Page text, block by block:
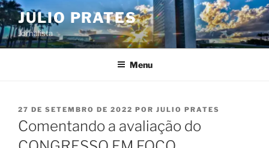
Pular
para
o
conteúdo
JULIO PRATES
Jornalista
Menu
PUBLICADO
EM
27 DE SETEMBRO DE 2022 POR JULIO PRATES
Comentando a avaliação do